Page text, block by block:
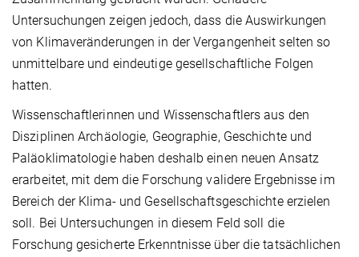
Untersuchungen zeigen jedoch, dass die Auswirkungen
von Klimaveränderungen in der Vergangenheit selten so
unmittelbare und eindeutige gesellschaftliche Folgen
hatten.
Wissenschaftlerinnen und Wissenschaftlers aus den
Disziplinen Archäologie, Geographie, Geschichte und
Paläoklimatologie haben deshalb einen neuen Ansatz
erarbeitet, mit dem die Forschung validere Ergebnisse im
Bereich der Klima- und Gesellschaftsgeschichte erzielen
soll. Bei Untersuchungen in diesem Feld soll die
Forschung gesicherte Erkenntnisse über die tatsächlichen